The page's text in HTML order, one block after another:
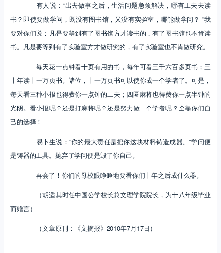
有人说：“出去做事之后，生活问题急须解决，哪有工夫去读
书？即使要做学问，既没有图书馆，又没有实验室，哪能做学问？ ”我
要对你们说：凡是要等到有了图书馆方才读书的，有了图书馆也不肯读
书。凡是要等到有了实验室方才做研究的，有了实验室也不肯做研究。
每天花一点钟看十页有用的书，每年可看三千六百多页书；三
十年读十一万页书。诸位，十一万页书可以使你成一个学者了。可是，
每天看三种小报也得费你一点钟的工夫；四圈麻将也得费你一点半钟的
光阴。看小报呢？还是打麻将呢？还是努力做一个学者呢？全靠你们自
己的选择！
易卜生说：“你的最大责任是把你这块材料铸造成器。”学问便
是铸器的工具。抛弃了学问便是毁了你自己。
再会了！你们的母校眼睁睁地要看你们十年之后成什么器。
（胡适其时任中国公学校长兼文理学院院长，为十八年级毕业
而赠言）
（文章原刊：《文摘报》2010年7月17日）